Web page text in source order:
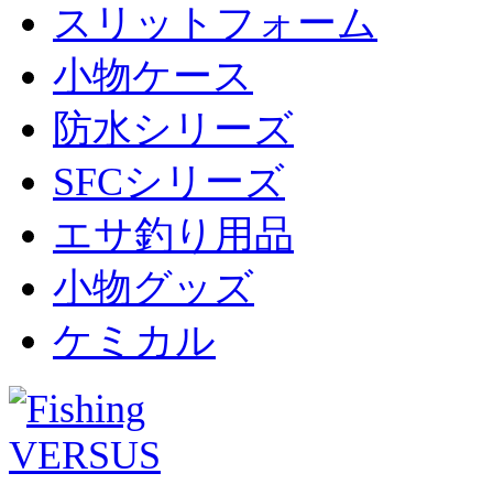
スリットフォーム
小物ケース
防水シリーズ
SFCシリーズ
エサ釣り用品
小物グッズ
ケミカル